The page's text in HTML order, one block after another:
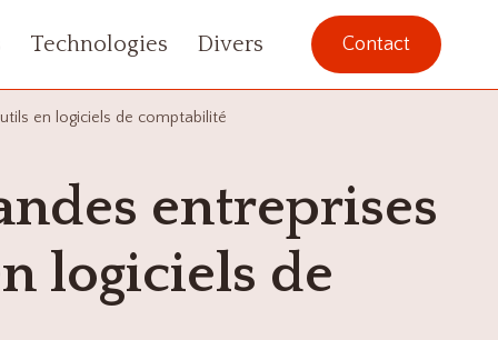
Technologies Divers Contact
en logiciels de comptabilité
entreprises
logiciels de